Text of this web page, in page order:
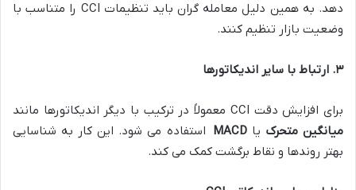
دهد. به همین دلیل معامله گران باید تنظیمات CCI را متناسب با
وضعیت بازار تنظیم کنند.
۳. ارتباط با سایر اندیکاتورها
برای افزایش دقت CCI معمولاً در ترکیب با دیگر اندیکاتورها مانند
میانگین متحرک یاMACD استفاده می شود. این کار به شناسایی
بهتر روندها و نقاط برگشت کمک می کند.